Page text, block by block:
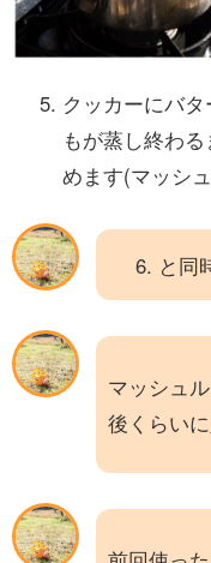
クッカーにバ
もが蒸し終わ
めます(マッシ
と同
マッシュ
後くらい